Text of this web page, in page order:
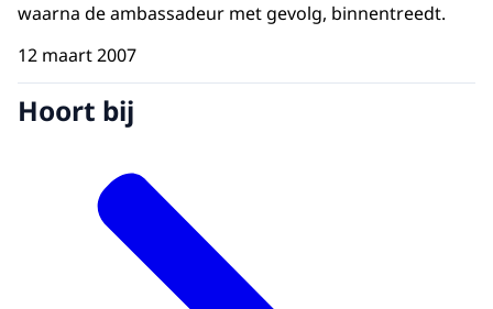
waarna de ambassadeur met gevolg, binnentreedt.
12 maart 2007
Hoort bij